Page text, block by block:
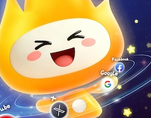
反对 [0]
支持[0] 反对[0]